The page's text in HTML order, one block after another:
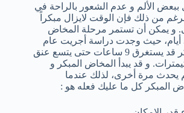
ببعض الألم و عدم الشعور بالراحة في
من ذلك فإن الوقت لايزال مبكراً
و يمكن أن تستمر مرحلة المخاض
أيام، حيث وجدت دراسة أجريت عام
2010 أن المخاض المبكر قد يستغرق 9 ساعات حتى يتسع عنق
ليصل إلى 6 سنتيمترات. و قد يبدأ المخاض المبكر و
يحدث مرة أخرى، لذلك عندما
المبكر كل ما عليك فعله هو :